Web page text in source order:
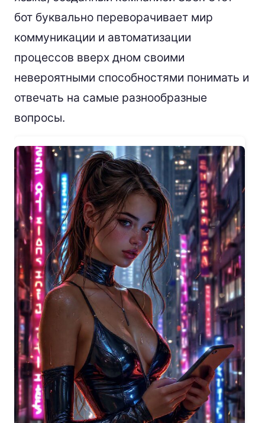
бот буквально переворачивает мир
коммуникации и автоматизации
процессов вверх дном своими
невероятными способностями понимать и
отвечать на самые разнообразные
вопросы.